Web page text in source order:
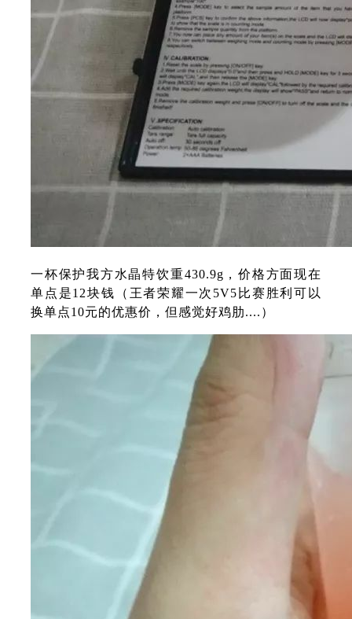
一杯保护我方水晶特饮重430.9g，价格方面现在
单点是12块钱（王者荣耀一次5V5比赛胜利可以
换单点10元的优惠价，但感觉好鸡肋....）